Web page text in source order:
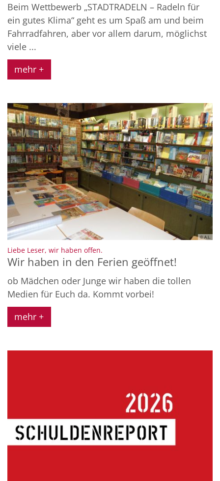
Beim Wettbewerb „STADTRADELN – Radeln für
ein gutes Klima“ geht es um Spaß am und beim
Fahrradfahren, aber vor allem darum, möglichst
viele ...
mehr +
© A.L.
Liebe Leser, wir haben offen.
Wir haben in den Ferien geöffnet!
ob Mädchen oder Junge wir haben die tollen
Medien für Euch da. Kommt vorbei!
mehr +